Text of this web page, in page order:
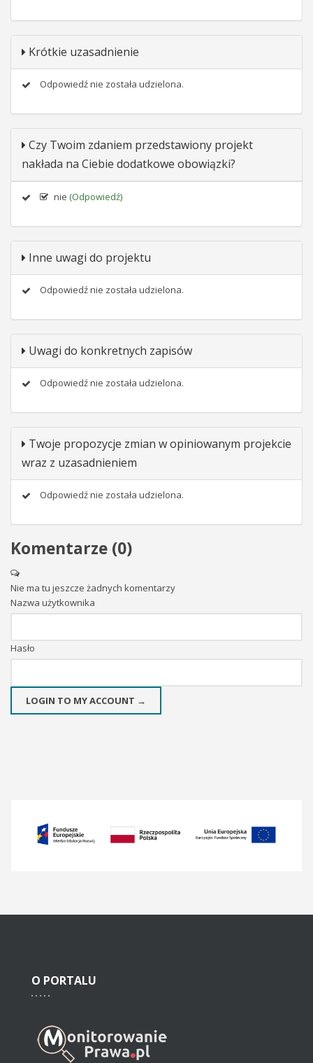
Krótkie uzasadnienie
Odpowiedź nie została udzielona.
Czy Twoim zdaniem przedstawiony projekt
nakłada na Ciebie dodatkowe obowiązki?
nie (Odpowiedź)
Inne uwagi do projektu
Odpowiedź nie została udzielona.
Uwagi do konkretnych zapisów
Odpowiedź nie została udzielona.
Twoje propozycje zmian w opiniowanym projekcie
wraz z uzasadnieniem
Odpowiedź nie została udzielona.
Komentarze (0)
Nie ma tu jeszcze żadnych komentarzy
Nazwa użytkownika
Hasło
LOGIN TO MY ACCOUNT →
O PORTALU